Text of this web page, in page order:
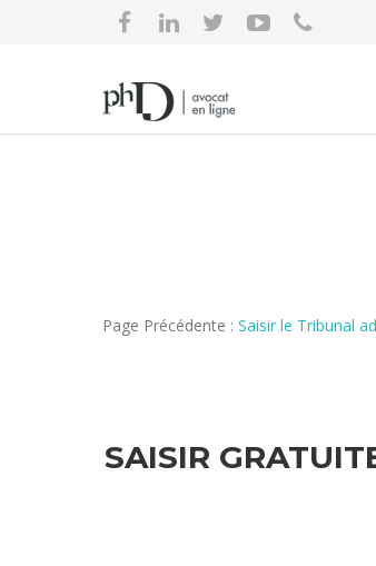
Page Précédente : Saisir le Tribunal
SAISIR